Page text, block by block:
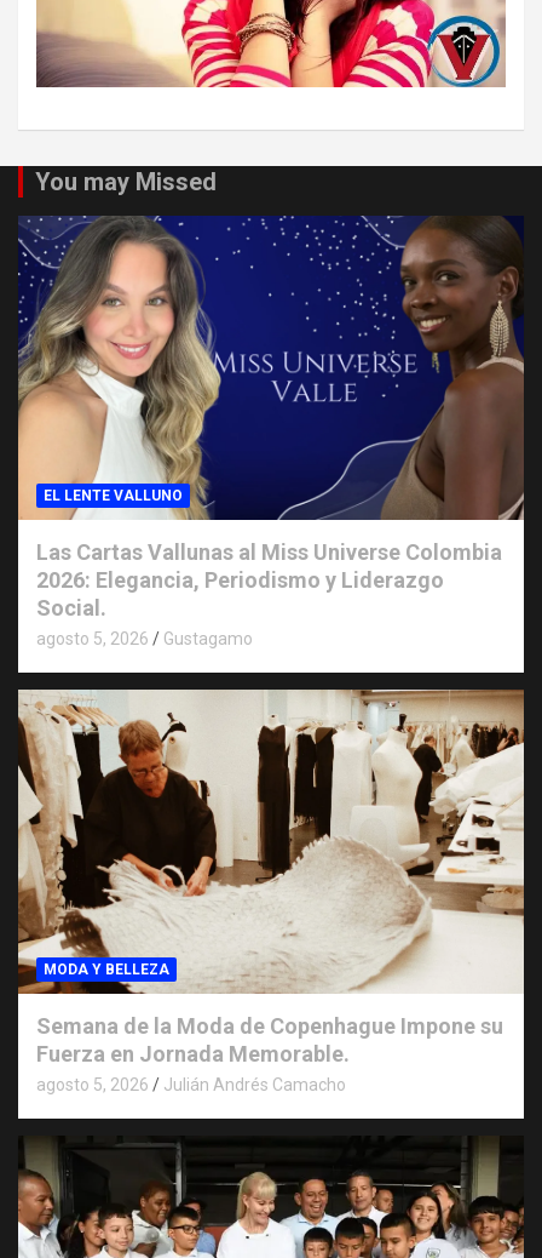
You may Missed
EL LENTE VALLUNO
Las Cartas Vallunas al Miss Universe Colombia
2026: Elegancia, Periodismo y Liderazgo
Social.
agosto 5, 2026 Gustagamo
MODA Y BELLEZA
Semana de la Moda de Copenhague Impone su
Fuerza en Jornada Memorable.
agosto 5, 2026 Julián Andrés Camacho